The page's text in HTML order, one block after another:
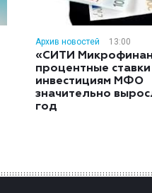
Архив новостей 13:00
«СИТИ
процентные
инвестициям МФО
значительно
год